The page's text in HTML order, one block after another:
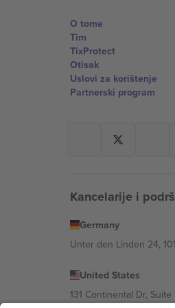
O tome
Tim
TixProtect
Otisak
Uslovi za korištenje
Partnerski program
Kancelarije i
Germany
Unter den Linden 24,
United States
131 Continental Dr,